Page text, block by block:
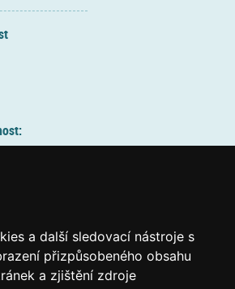
a další sledovací nástroje s
přizpůsobeného obsahu
a zjištění zdroje